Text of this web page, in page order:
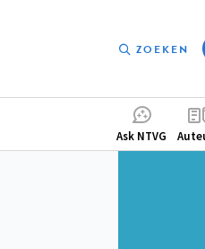
ZOEKEN
Ask NTVG